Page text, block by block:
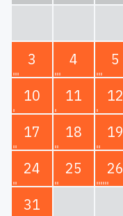
3
4 5
10
11 12
17
18 19
24
25 26
31